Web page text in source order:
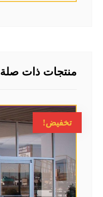
منتجات ذات صلة
تخفيض!